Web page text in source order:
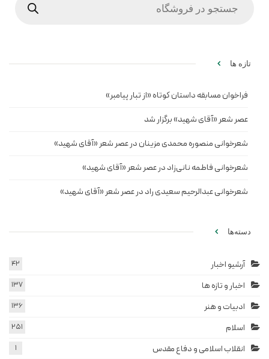
تازه ها
فراخوان مسابقه داستان کوتاه «از تبار پیامبر»
عصر شعر «آقای شهید» برگزار شد
شعرخوانی منصوره محمدی مزینان در عصر شعر «آقای شهید»
شعرخوانی فاطمه نانی‌زاد در عصر شعر «آقای شهید»
شعرخوانی عبدالرحیم سعیدی راد در عصر شعر «آقای شهید»
دسته‌ها
آرشیو اخبار 42
اخبار و تازه ها 137
ادبیات و هنر 136
اسلام 251
انقلاب اسلامی و دفاع مقدس 1